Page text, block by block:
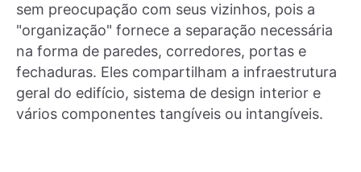
sem preocupação com seus vizinhos, pois a
"organização" fornece a separação necessária
na forma de paredes, corredores, portas e
fechaduras. Eles compartilham a infraestrutura
geral do edifício, sistema de design interior e
vários componentes tangíveis ou intangíveis.